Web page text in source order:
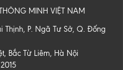
MINH VIỆT NAM
Thịnh, P. Ngã Tư Sở, Q. Đống
Bắc Từ Liêm, Hà Nội